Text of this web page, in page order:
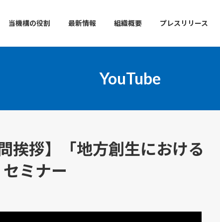
当機構の役割 最新情報 組織概要 プレスリリース
YouTube
挨拶】「地方創生における
ミナー